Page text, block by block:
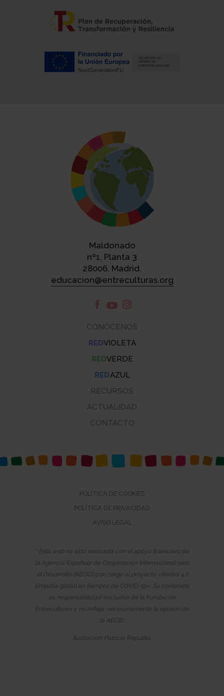
Maldonado
nº1, Planta 3
28006, Madrid.
educacion@entreculturas.org
CONÓCENOS
REDVIOLETA
REDVERDE
REDAZUL
RECURSOS
ACTUALIDAD
CONTACTO
POLÍTICA DE COOKIES
POLÍTICA DE PRIVACIDAD
AVISO LEGAL
* Esta web ha sido realizada con el apoyo financiero de
la Agencia Española de Cooperación Internacional para
el Desarrollo (AECID) con cargo al proyecto «Redes 4.7
Empatía global en tiempos de COVID-19». Su contenido
es responsabilidad exclusiva de la Fundación
Entreculturas y no refleja necesariamente la opinión de
la AECID.
Ilustración: Patricia Repullés.